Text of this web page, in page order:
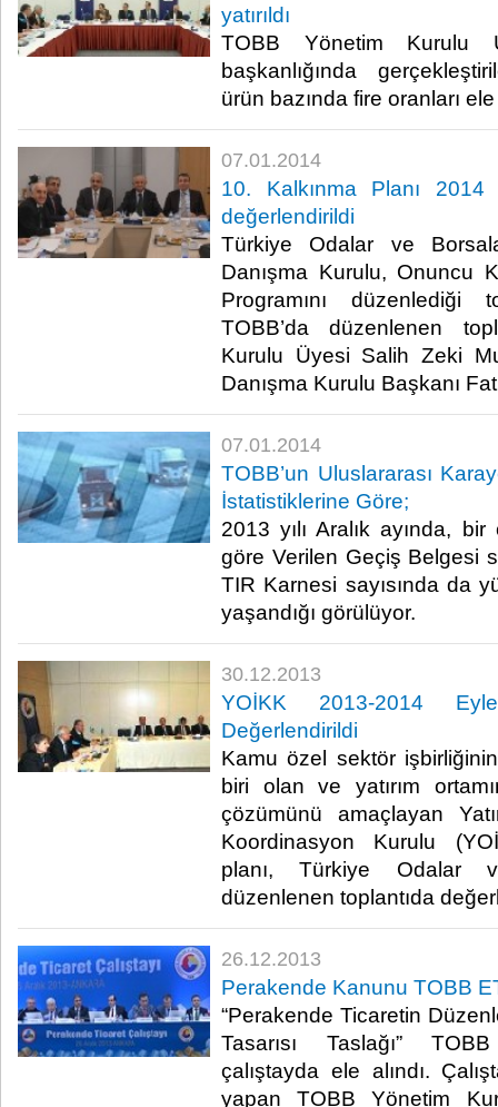
yatırıldı
TOBB Yönetim Kurulu
başkanlığında
ürün bazında fire oranları ele
07.01.2014
10. Kalkınma Planı 2014
değerlendirildi
Türkiye Odalar ve
Danışma Kurulu, Onuncu
Programını düzenlediği
TOBB’da düzenlenen
Kurulu Üyesi Salih Zeki
Danışma Kurulu Başkanı
07.01.2014
TOBB’un Uluslararası
İstatistiklerine Göre;
2013 yılı Aralık ayında, bir
göre Verilen Geçiş Belgesi
TIR Karnesi sayısında da
yaşandığı görülüyor.​
30.12.2013
YOİKK 2013-2014
Değerlendirildi
Kamu özel sektör
biri olan ve yatırım
çözümünü amaçlayan
Koordinasyon Kurulu
planı, Türkiye Odalar
düzenlenen toplantıda
26.12.2013
Perakende Kanunu TOBB
“Perakende Ticaretin
Tasarısı Taslağı”
çalıştayda ele alındı.
yapan TOBB Yönetim